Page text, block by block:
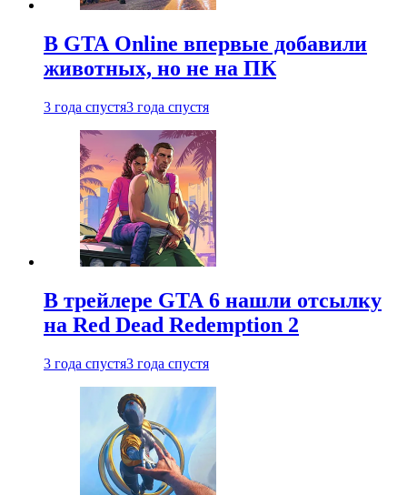
В GTA Online впервые добавили
животных, но не на ПК
3 года спустя3 года спустя
В трейлере GTA 6 нашли отсылку
на Red Dead Redemption 2
3 года спустя3 года спустя